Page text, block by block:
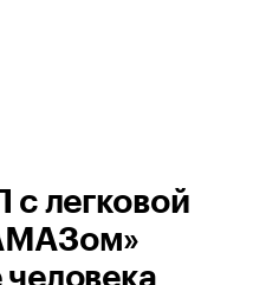
с легковой